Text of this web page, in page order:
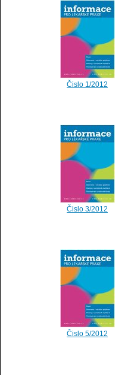
Čislo 1/2012
Čislo 3/2012
Čislo 5/2012